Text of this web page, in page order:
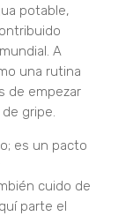
potable,
A
una rutina
de empezar
gripe.
es un pacto
cuido de
parte el